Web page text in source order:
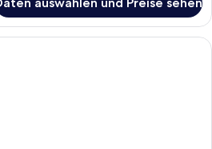
Ein modernes Hotelzimmer mit